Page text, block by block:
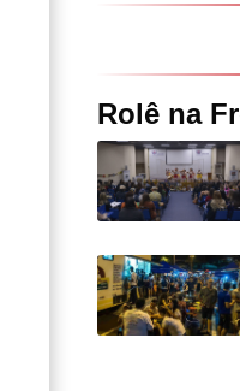
Rolê na